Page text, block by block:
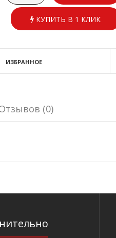
КУПИТЬ В 1 КЛИК
ИЗБРАННОЕ
(0)